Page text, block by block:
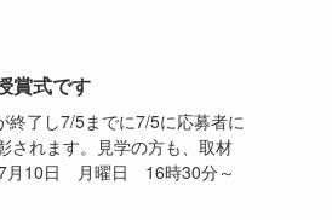
賞式です
了し7/5までに7/5に応募者に
されます。見学の方も、取材
7月10日 月曜日 16時30分～